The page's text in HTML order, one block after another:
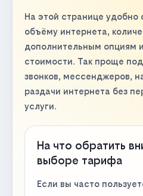
На этой странице
объёму интернета,
дополнительным опциям
стоимости. Так проще
звонков, мессенджеров,
раздачи интернета без
услуги.
На что обратить
выборе тарифа
Если вы часто